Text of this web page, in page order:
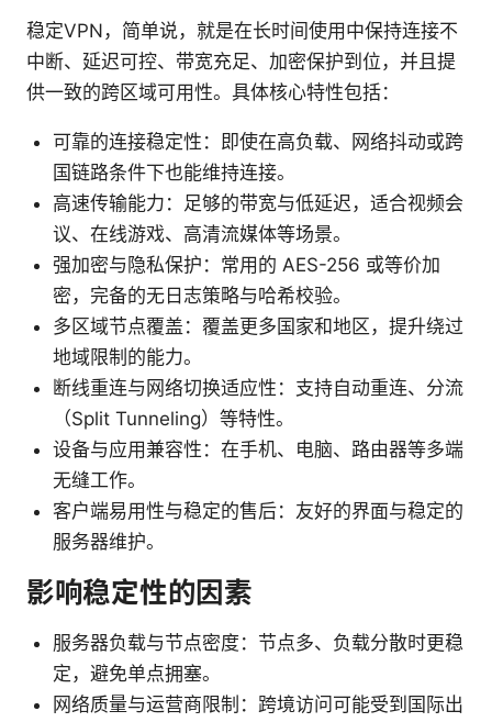
稳定VPN，简单说，就是在长时间使用中保持连接不
中断、延迟可控、带宽充足、加密保护到位，并且提
供一致的跨区域可用性。具体核心特性包括：
可靠的连接稳定性：即使在高负载、网络抖动或跨
国链路条件下也能维持连接。
高速传输能力：足够的带宽与低延迟，适合视频会
议、在线游戏、高清流媒体等场景。
强加密与隐私保护：常用的 AES-256 或等价加
密，完备的无日志策略与哈希校验。
多区域节点覆盖：覆盖更多国家和地区，提升绕过
地域限制的能力。
断线重连与网络切换适应性：支持自动重连、分流
（Split Tunneling）等特性。
设备与应用兼容性：在手机、电脑、路由器等多端
无缝工作。
客户端易用性与稳定的售后：友好的界面与稳定的
服务器维护。
影响稳定性的因素
服务器负载与节点密度：节点多、负载分散时更稳
定，避免单点拥塞。
网络质量与运营商限制：跨境访问可能受到国际出